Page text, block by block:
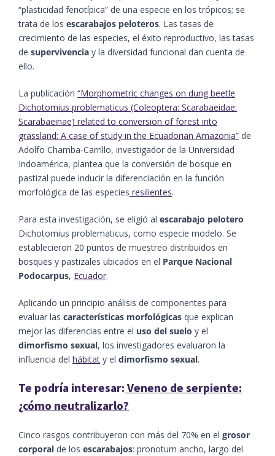
“plasticidad fenotípica” de una especie en los trópicos; se
trata de los escarabajos peloteros. Las tasas de
crecimiento de las especies, el éxito reproductivo, las tasas
de supervivencia y la diversidad funcional dan cuenta de
ello.
La publicación “Morphometric changes on dung beetle
Dichotomius problematicus (Coleoptera: Scarabaeidae:
Scarabaeinae) related to conversion of forest into
grassland: A case of study in the Ecuadorian Amazonia” de
Adolfo Chamba-Carrillo, investigador de la Universidad
Indoamérica, plantea que la conversión de bosque en
pastizal puede inducir la diferenciación en la función
morfológica de las especies resilientes.
Para esta investigación, se eligió al escarabajo pelotero
Dichotomius problematicus, como especie modelo. Se
establecieron 20 puntos de muestreo distribuidos en
bosques y pastizales ubicados en el Parque Nacional
Podocarpus, Ecuador.
Aplicando un principio análisis de componentes para
evaluar las características morfológicas que explican
mejor las diferencias entre el uso del suelo y el
dimorfismo sexual, los investigadores evaluaron la
influencia del hábitat y el dimorfismo sexual.
Te podría interesar: Veneno de serpiente:
¿cómo neutralizarlo?
Cinco rasgos contribuyeron con más del 70% en el grosor
corporal de los escarabajos: pronotum ancho, largo del